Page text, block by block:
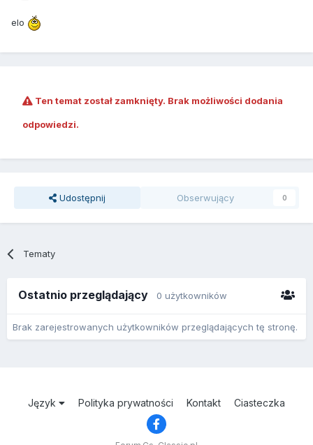
elo
Ten temat został zamknięty. Brak możliwości dodania
odpowiedzi.
Udostępnij Obserwujący 0
Tematy
Ostatnio przeglądający 0 użytkowników
Brak zarejestrowanych użytkowników przeglądających tę stronę.
Język Polityka prywatności Kontakt Ciasteczka